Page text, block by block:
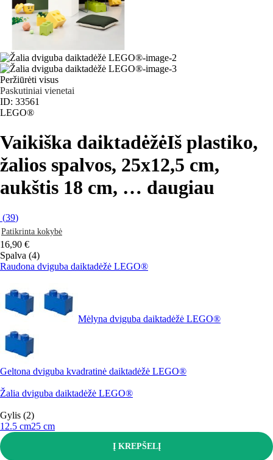
Peržiūrėti visus
Paskutiniai vienetai
ID: 33561
LEGO®
Vaikiška daiktadėžėIš plastiko,
žalios spalvos, 25x12,5 cm,
aukštis 18 cm, … daugiau
(39)
Patikrinta kokybė
16,90 €
Spalva (4)
Raudona dviguba daiktadėžė LEGO®
Mėlyna dviguba daiktadėžė LEGO®
Geltona dviguba kvadratinė daiktadėžė LEGO®
Žalia dviguba daiktadėžė LEGO®
Gylis (2)
12.5 cm25 cm
Į KREPŠELĮ